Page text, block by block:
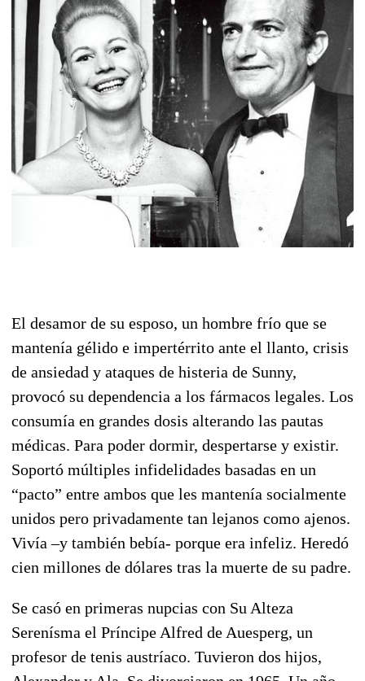
El desamor de su esposo, un hombre frío que se
mantenía gélido e impertérrito ante el llanto, crisis
de ansiedad y ataques de histeria de Sunny,
provocó su dependencia a los fármacos legales. Los
consumía en grandes dosis alterando las pautas
médicas. Para poder dormir, despertarse y existir.
Soportó múltiples infidelidades basadas en un
“pacto” entre ambos que les mantenía socialmente
unidos pero privadamente tan lejanos como ajenos.
Vivía –y también bebía- porque era infeliz. Heredó
cien millones de dólares tras la muerte de su padre.
Se casó en primeras nupcias con Su Alteza
Serenísma el Príncipe Alfred de Auesperg, un
profesor de tenis austríaco. Tuvieron dos hijos,